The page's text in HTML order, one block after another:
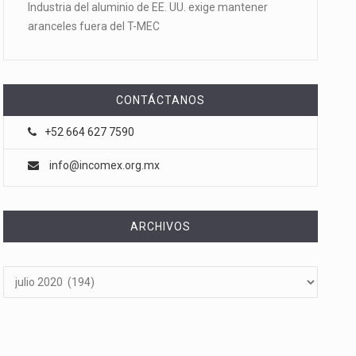
Industria del aluminio de EE. UU. exige mantener
aranceles fuera del T-MEC
CONTÁCTANOS
+52 664 627 7590
info@incomex.org.mx
ARCHIVOS